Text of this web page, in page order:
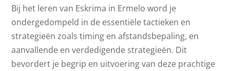
Bij het leren van Eskrima in Ermelo word je
ondergedompeld in de essentiële tactieken en
strategieën zoals timing en afstandsbepaling, en
aanvallende en verdedigende strategieën. Dit
bevordert je begrip en uitvoering van deze prachtige